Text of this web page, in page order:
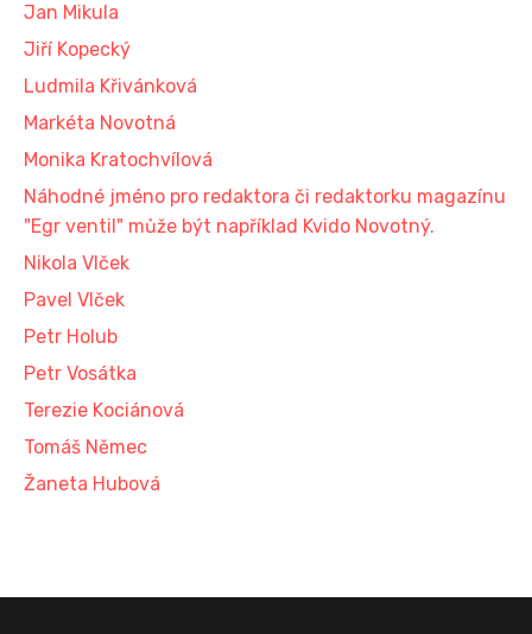
Jan Mikula
Jiří Kopecký
Ludmila Křivánková
Markéta Novotná
Monika Kratochvílová
Náhodné jméno pro redaktora či redaktorku magazínu
"Egr ventil" může být například Kvido Novotný.
Nikola Vlček
Pavel Vlček
Petr Holub
Petr Vosátka
Terezie Kociánová
Tomáš Němec
Žaneta Hubová